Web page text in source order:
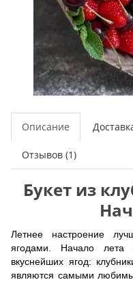
Описание
Отзывов (1)
Букет из
Летнее настроение
ягодами. Начало
вкуснейших ягод:
являются самыми